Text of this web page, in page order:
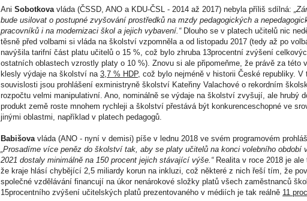
Ani Sobotkova vláda (ČSSD, ANO a KDU-ČSL - 2014 až 2017) nebyla příliš sdílná:
bude usilovat o postupné zvyšování prostředků na mzdy pedagogických a
pracovníků i na modernizaci škol a jejich vybavení.“Dlouho se v platech učitelů nic
těsně před volbami si vláda na školství vzpomněla a od listopadu 2017 (tedy až po
navýšila tarifní část platu učitelů o 15 %, což bylo zhruba 13procentní zvýšení
ostatních oblastech vzrostly platy o 10 %). Znovu si ale připomeňme, že právě za této
klesly výdaje na školství na 3,7 % HDP, což bylo nejméně v historii České republiky. V
souvislosti jsou prohlášení exministryně školství Kateřiny Valachové o rekordním
rozpočtu velmi manipulativní. Ano, nominálně se výdaje na školství zvyšují, ale hrubý
produkt země roste mnohem rychleji a školství přestává být konkurenceschopné ve
jinými oblastmi, například v platech pedagogů.
Babišova vláda (ANO - nyní v demisi) píše v lednu 2018 ve svém programovém
„Prosadíme více peněz do školství tak, aby se platy učitelů na konci volebního období
2021 dostaly minimálně na 150 procent jejich stávající výše.“ Realita v roce 2018 je ale
že kraje hlásí chybějící 2,5 miliardy korun na inkluzi, což některé z nich řeší tím, že
společné vzdělávání financují na úkor nenárokové složky platů všech zaměstnanců
15procentního zvýšení učitelských platů prezentovaného v médiích je tak reálně 11